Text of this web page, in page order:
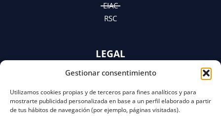
Gestionar consentimiento
Utilizamos cookies propias y de terceros para fines analíticos y para
mostrarte publicidad personalizada en base a un perfil elaborado a partir
de tus hábitos de navegación (por ejemplo, páginas visitadas).
EIAC
RSC
LEGAL
AVISO LEGAL
Y AVISO DE PRIVACIDAD
POLÍTICA DE COOKIES